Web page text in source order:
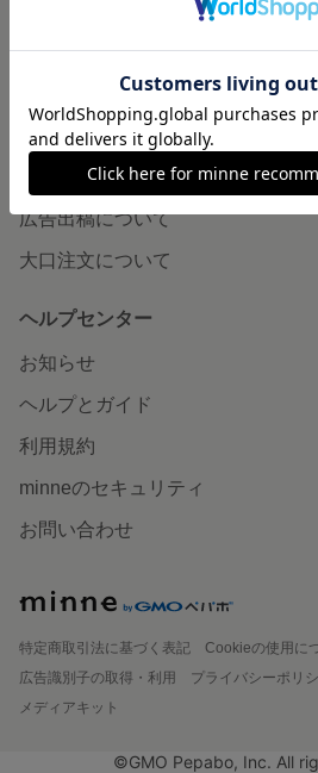
minneの本
企業の方へ
広告出稿について
大口注文について
ヘルプセンター
お知らせ
ヘルプとガイド
利用規約
minneのセキュリティ
お問い合わせ
特定商取引法に基づく表記
Cookieの使用に
広告識別子の取得・利用
プライバシーポリ
メディアキット
©GMO Pepabo, Inc. All